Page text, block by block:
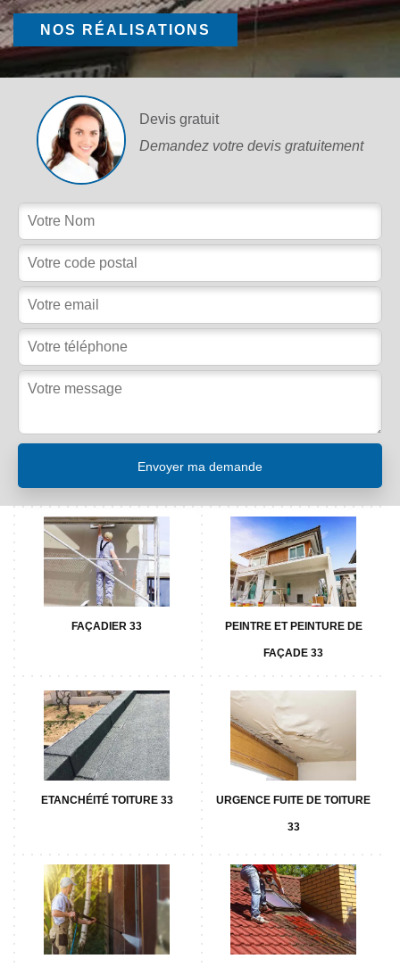
NOS RÉALISATIONS
Devis gratuit
Demandez votre devis gratuitement
FAÇADIER 33 PEINTRE ET PEINTURE DE
FAÇADE 33
ETANCHÉITÉ TOITURE 33 URGENCE FUITE DE TOITURE
33